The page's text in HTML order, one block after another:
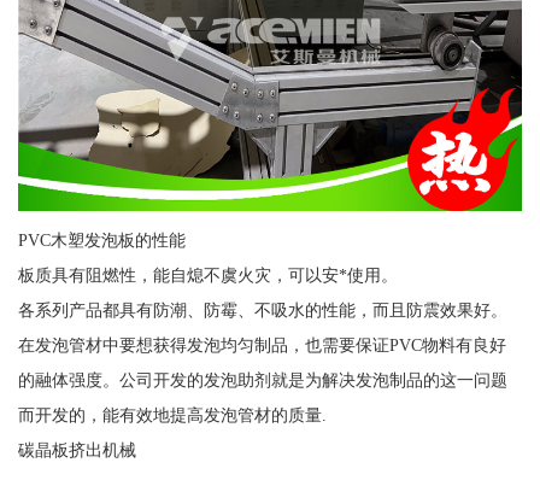
PVC木塑发泡板的性能
板质具有阻燃性，能自熄不虞火灾，可以安*使用。
各系列产品都具有防潮、防霉、不吸水的性能，而且防震效果好。
在发泡管材中要想获得发泡均匀制品，也需要保证PVC物料有良好
的融体强度。公司开发的发泡助剂就是为解决发泡制品的这一问题
而开发的，能有效地提高发泡管材的质量.
碳晶板挤出机械